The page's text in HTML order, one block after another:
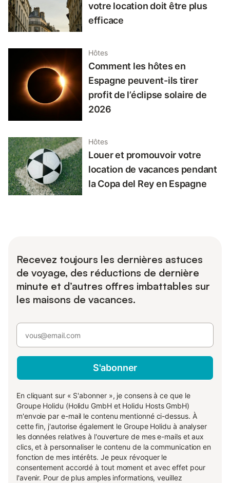
votre location doit être plus
efficace
Hôtes
Comment les hôtes en
Espagne peuvent-ils tirer
profit de l’éclipse solaire de
2026
Hôtes
Louer et promouvoir votre
location de vacances pendant
la Copa del Rey en Espagne
Recevez toujours les dernières astuces
de voyage, des réductions de dernière
minute et d’autres offres imbattables sur
les maisons de vacances.
S'abonner
En cliquant sur « S'abonner », je consens à ce que le
Groupe Holidu (Holidu GmbH et Holidu Hosts GmbH)
m'envoie par e-mail le contenu mentionné ci-dessus. À
cette fin, j'autorise également le Groupe Holidu à analyser
les données relatives à l'ouverture de mes e-mails et aux
clics, et à personnaliser le contenu de la communication en
fonction de mes intérêts. Je peux révoquer le
consentement accordé à tout moment et avec effet pour
l'avenir. Pour de plus amples informations, veuillez